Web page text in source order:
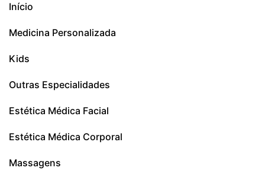
Início
Medicina Personalizada
Kids
Outras Especialidades
Estética Médica Facial
Estética Médica Corporal
Massagens